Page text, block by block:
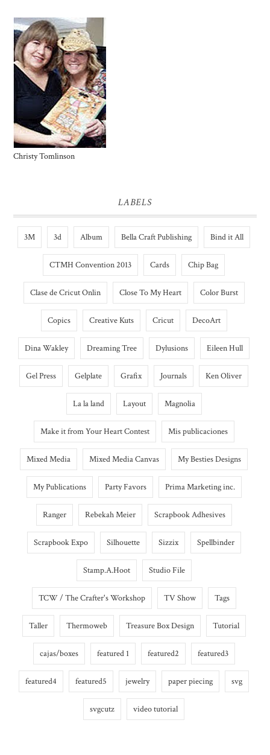
Christy Tomlinson
LABELS
3M 3d Album Bella Craft Publishing Bind it All
CTMH Convention 2013 Cards Chip Bag
Clase de Cricut Onlin Close To My Heart Color Burst
Copics Creative Kuts Cricut DecoArt
Dina Wakley Dreaming Tree Dylusions Eileen Hull
Gel Press Gelplate Grafix Journals Ken Oliver
La la land Layout Magnolia
Make it from Your Heart Contest Mis publicaciones
Mixed Media Mixed Media Canvas My Besties Designs
My Publications Party Favors Prima Marketing inc.
Ranger Rebekah Meier Scrapbook Adhesives
Scrapbook Expo Silhouette Sizzix Spellbinder
Stamp.A.Hoot Studio File
TCW / The Crafter's Workshop TV Show Tags
Taller Thermoweb Treasure Box Design Tutorial
cajas/boxes featured 1 featured2 featured3
featured4 featured5 jewelry paper piecing svg
svgcutz video tutorial